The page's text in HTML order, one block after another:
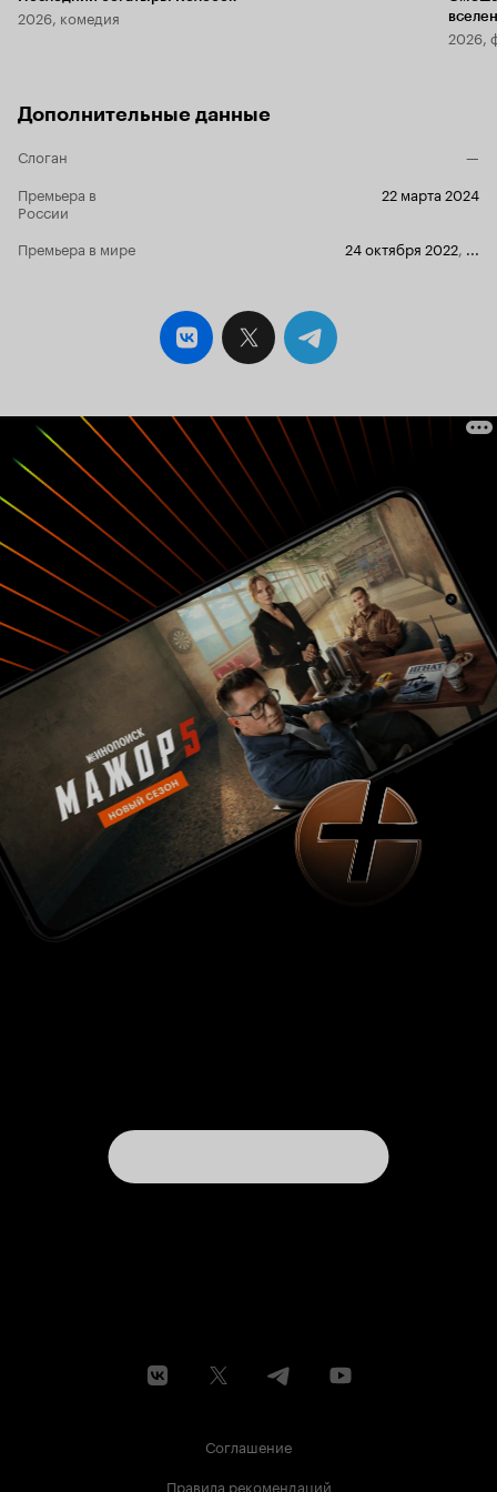
2026, комедия
2026,
Дополнительные данные
Слоган
—
Премьера в
России
22 марта 2024
Премьера в мире 24 октября 2022
Соглашение
Правила рекомендаций